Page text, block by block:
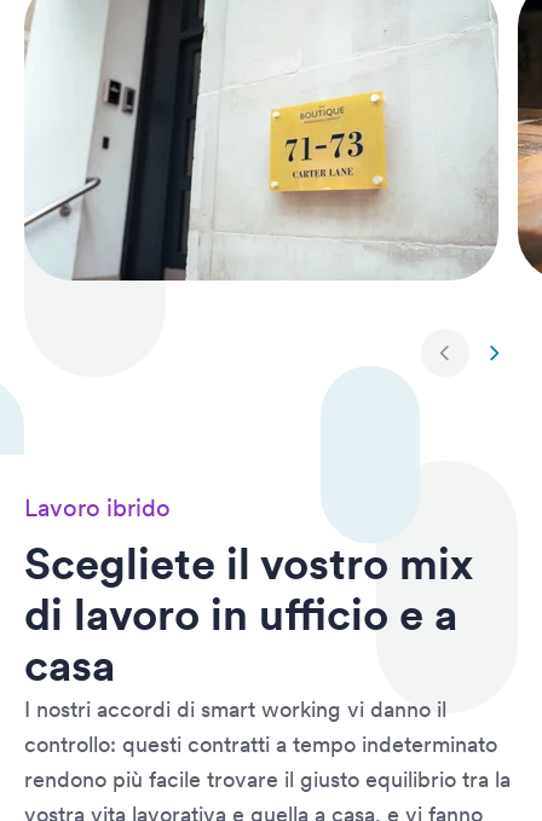
Slide Slide
Lavoro ibrido
Scegliete il vostro mix
di lavoro in ufficio e a
casa
I nostri accordi di smart working vi danno il
controllo: questi contratti a tempo indeterminato
rendono più facile trovare il giusto equilibrio tra la
vostra vita lavorativa e quella a casa, e vi fanno